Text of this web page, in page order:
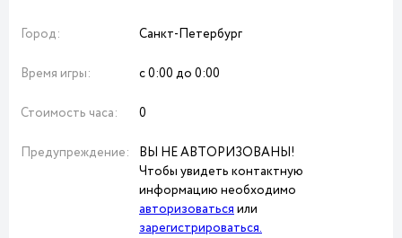
Город: Санкт-Петербург
Время игры: с 0:00 до 0:00
Стоимость часа: 0
Предупреждение:
ВЫ НЕ АВТОРИЗОВАНЫ!
Чтобы увидеть контактную
информацию необходимо
авторизоваться или
зарегистрироваться.